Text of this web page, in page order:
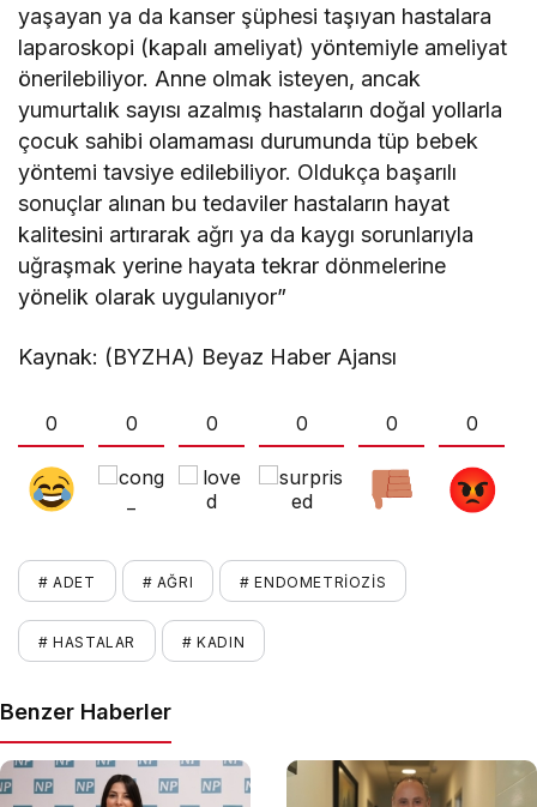
yaşayan ya da kanser şüphesi taşıyan hastalara
laparoskopi (kapalı ameliyat) yöntemiyle ameliyat
önerilebiliyor. Anne olmak isteyen, ancak
yumurtalık sayısı azalmış hastaların doğal yollarla
çocuk sahibi olamaması durumunda tüp bebek
yöntemi tavsiye edilebiliyor. Oldukça başarılı
sonuçlar alınan bu tedaviler hastaların hayat
kalitesini artırarak ağrı ya da kaygı sorunlarıyla
uğraşmak yerine hayata tekrar dönmelerine
yönelik olarak uygulanıyor”
Kaynak: (BYZHA) Beyaz Haber Ajansı
0 0 0 0 0 0
# ADET # AĞRI # ENDOMETRIOZIS
# HASTALAR # KADIN
Benzer Haberler